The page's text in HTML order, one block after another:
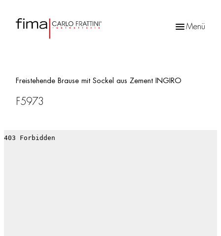
Menü
Freistehende Brause mit Sockel aus Zement INGIRO
F5973